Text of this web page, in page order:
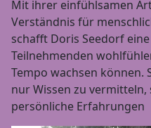
Mit ihrer einfühlsamen
Verständnis für
schafft Doris Seedorf
Teilnehmenden
Tempo wachsen können.
nur Wissen zu
persönliche Erfahrungen